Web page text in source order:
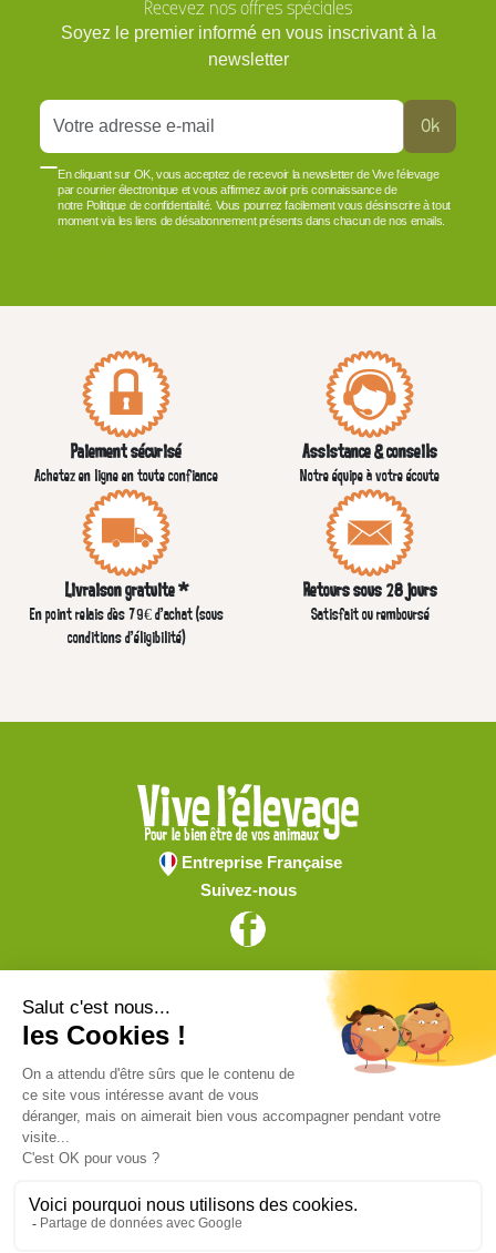
Recevez nos offres spéciales
Soyez le premier informé en vous inscrivant à la
newsletter
Ok
En cliquant sur OK, vous acceptez de recevoir la newsletter de Vive l'élevage
par courrier électronique et vous affirmez avoir pris connaissance de
notre Politique de confidentialité. Vous pourrez facilement vous désinscrire à tout
moment via les liens de désabonnement présents dans chacun de nos emails.
Paiement sécurisé
Achetez en ligne en toute confiance
Assistance & conseils
Notre équipe à votre écoute
Livraison gratuite *
En point relais dès 79€ d’achat (sous
conditions d'éligibilité)
Retours sous 28 jours
Satisfait ou remboursé
Entreprise Française
Suivez-nous
Vive l'élevage
Achat en ligne
Services
Aide & Conseils